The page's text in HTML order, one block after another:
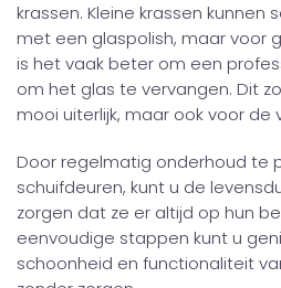
krassen. Kleine krassen kunnen
met een glaspolish, maar voor
is het vaak beter om een
om het glas te vervangen. Dit
mooi uiterlijk, maar ook voor de
Door regelmatig onderhoud te
schuifdeuren, kunt u de
zorgen dat ze er altijd op hun
eenvoudige stappen kunt u
schoonheid en functionaliteit